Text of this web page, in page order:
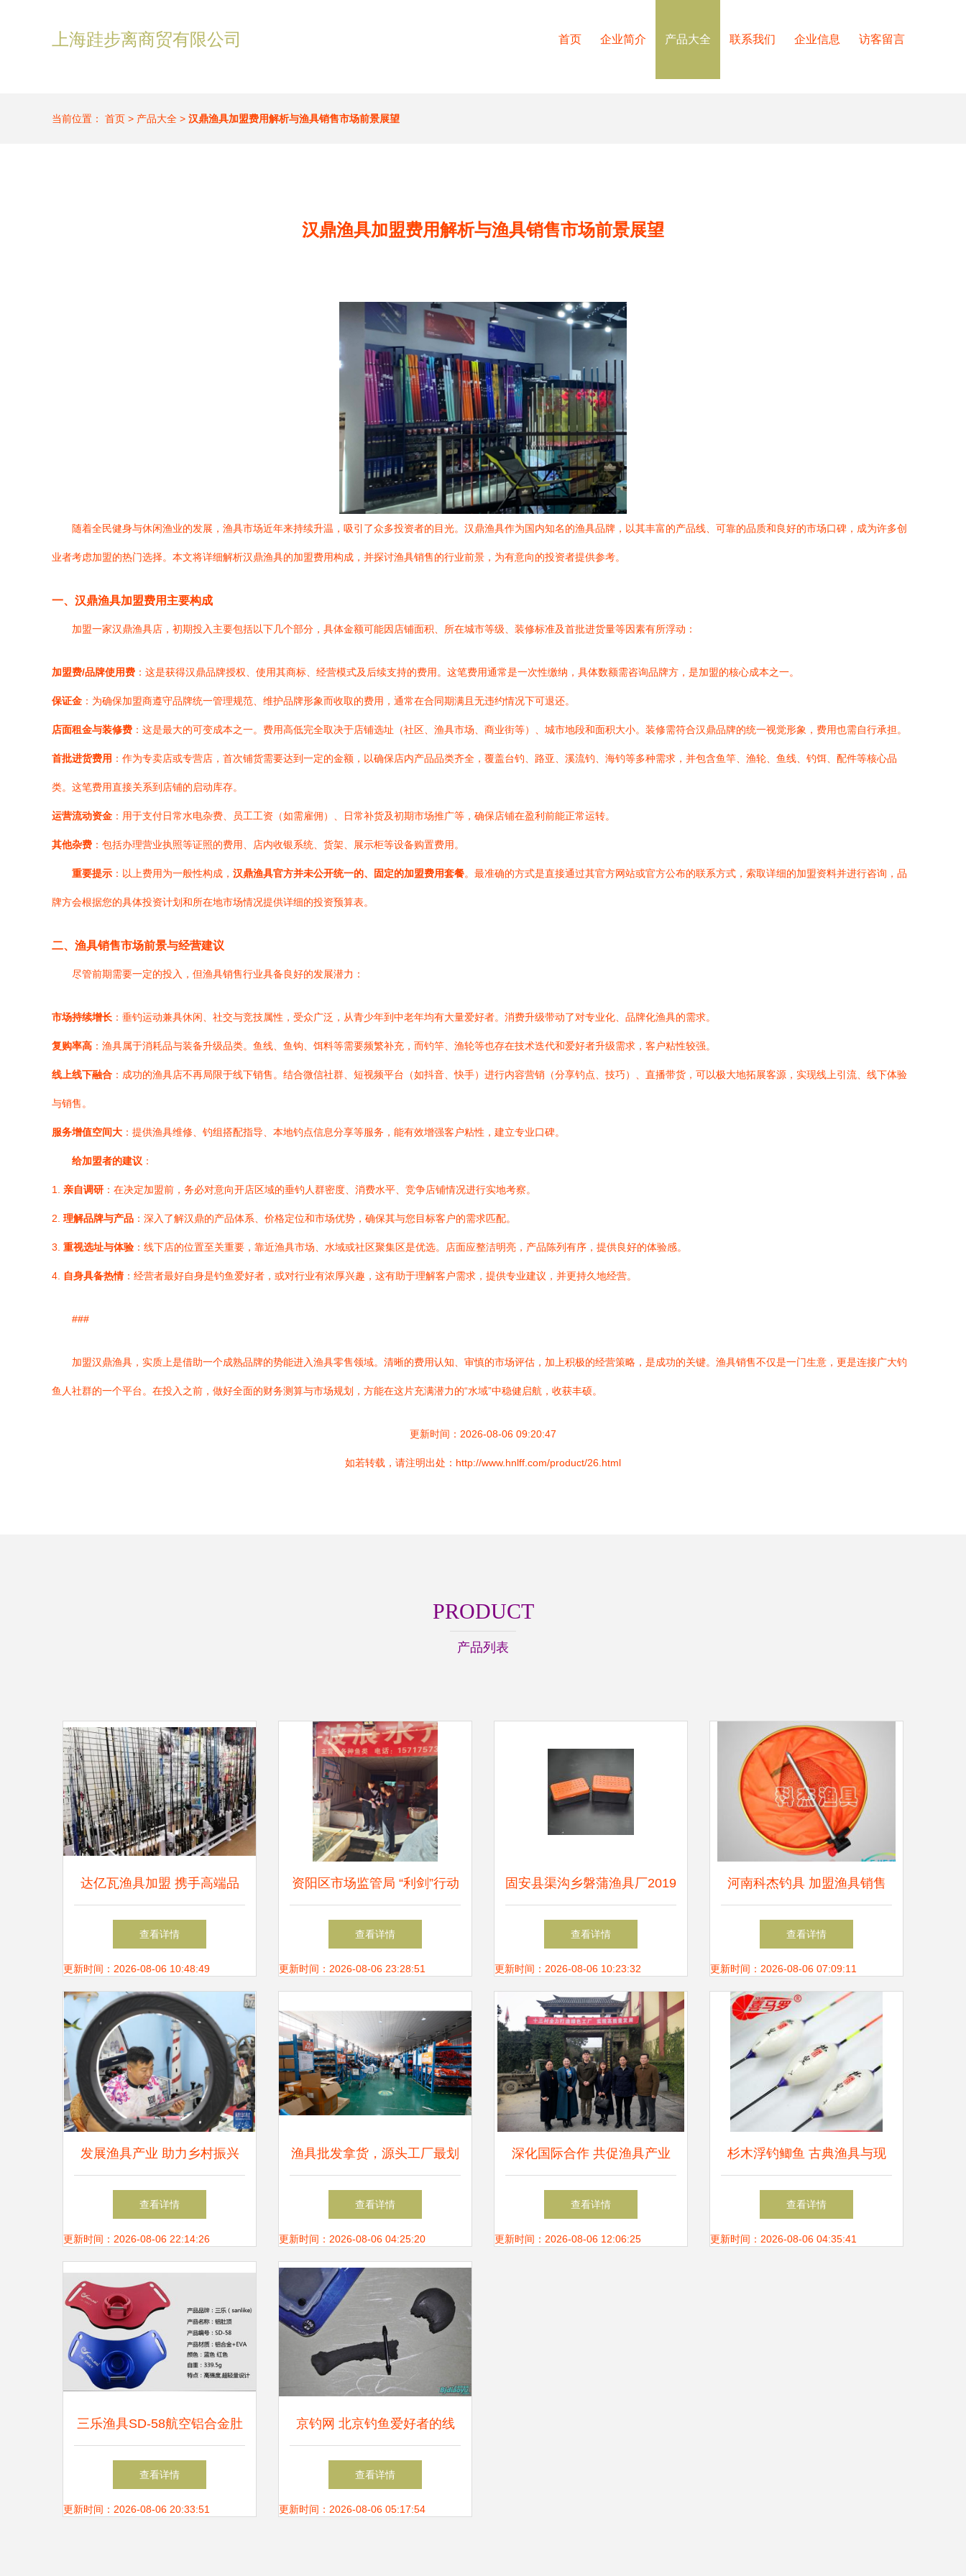
上海跬步离商贸有限公司 首页 企业简介 产品大全 联系我们 企业信息 访客留言
当前位置： 首页 > 产品大全 > 汉鼎渔具加盟费用解析与渔具销售市场前景展望
汉鼎渔具加盟费用解析与渔具销售市场前景展望
随着全民健身与休闲渔业的发展，渔具市场近年来持续升温，吸引了众多投资者的目光。汉鼎渔具作为国内知名的渔具品牌，以其丰富的产品线、可靠的品质和良好的市场口碑，成为许多创
业者考虑加盟的热门选择。本文将详细解析汉鼎渔具的加盟费用构成，并探讨渔具销售的行业前景，为有意向的投资者提供参考。
一、汉鼎渔具加盟费用主要构成
加盟一家汉鼎渔具店，初期投入主要包括以下几个部分，具体金额可能因店铺面积、所在城市等级、装修标准及首批进货量等因素有所浮动：
加盟费/品牌使用费 ：这是获得汉鼎品牌授权、使用其商标、经营模式及后续支持的费用。这笔费用通常是一次性缴纳，具体数额需咨询品牌方，是加盟的核心成本之一。
保证金 ：为确保加盟商遵守品牌统一管理规范、维护品牌形象而收取的费用，通常在合同期满且无违约情况下可退还。
店面租金与装修费 ：这是最大的可变成本之一。费用高低完全取决于店铺选址（社区、渔具市场、商业街等）、城市地段和面积大小。装修需符合汉鼎品牌的统一视觉形象，费用也需自行承担。
首批进货费用 ：作为专卖店或专营店，首次铺货需要达到一定的金额，以确保店内产品品类齐全，覆盖台钓、路亚、溪流钓、海钓等多种需求，并包含鱼竿、渔轮、鱼线、钓饵、配件等核心品
类。这笔费用直接关系到店铺的启动库存。
运营流动资金 ：用于支付日常水电杂费、员工工资（如需雇佣）、日常补货及初期市场推广等，确保店铺在盈利前能正常运转。
其他杂费 ：包括办理营业执照等证照的费用、店内收银系统、货架、展示柜等设备购置费用。
重要提示 ：以上费用为一般性构成， 汉鼎渔具官方并未公开统一的、固定的加盟费用套餐。最准确的方式是直接通过其官方网站或官方公布的联系方式，索取详细的加盟资料并进行咨询，品
牌方会根据您的具体投资计划和所在地市场情况提供详细的投资预算表。
二、渔具销售市场前景与经营建议
尽管前期需要一定的投入，但渔具销售行业具备良好的发展潜力：
市场持续增长 ：垂钓运动兼具休闲、社交与竞技属性，受众广泛，从青少年到中老年均有大量爱好者。消费升级带动了对专业化、品牌化渔具的需求。
复购率高 ：渔具属于消耗品与装备升级品类。鱼线、鱼钩、饵料等需要频繁补充，而钓竿、渔轮等也存在技术迭代和爱好者升级需求，客户粘性较强。
线上线下融合 ：成功的渔具店不再局限于线下销售。结合微信社群、短视频平台（如抖音、快手）进行内容营销（分享钓点、技巧）、直播带货，可以极大地拓展客源，实现线上引流、线下体验
与销售。
服务增值空间大 ：提供渔具维修、钓组搭配指导、本地钓点信息分享等服务，能有效增强客户粘性，建立专业口碑。
给加盟者的建议 ：
1. 亲自调研 ：在决定加盟前，务必对意向开店区域的垂钓人群密度、消费水平、竞争店铺情况进行实地考察。
2. 理解品牌与产品 ：深入了解汉鼎的产品体系、价格定位和市场优势，确保其与您目标客户的需求匹配。
3. 重视选址与体验 ：线下店的位置至关重要，靠近渔具市场、水域或社区聚集区是优选。店面应整洁明亮，产品陈列有序，提供良好的体验感。
4. 自身具备热情：经营者最好自身是钓鱼爱好者，或对行业有浓厚兴趣，这有助于理解客户需求，提供专业建议，并更持久地经营。
###
加盟汉鼎渔具，实质上是借助一个成熟品牌的势能进入渔具零售领域。清晰的费用认知、审慎的市场评估，加上积极的经营策略，是成功的关键。渔具销售不仅是一门生意，更是连接广大钓
鱼人社群的一个平台。在投入之前，做好全面的财务测算与市场规划，方能在这片充满潜力的“水域”中稳健启航，收获丰硕。
更新时间：2026-08-06 09:20:47
如若转载，请注明出处：http://www.hnlff.com/product/26.html
PRODUCT
产品列表
达亿瓦渔具加盟 携手高端品
牌，开启渔具销售新篇章
查看详情
更新时间：2026-08-06 10:48:49
资阳区市场监管局 “利剑”行动
遏制舌尖上的“野味”与渔具销
售
查看详情
更新时间：2026-08-06 23:28:51
固安县渠沟乡磐蒲渔具厂2019
年垂钓渔具用品及钓鱼配件价
格与销售指南
查看详情
更新时间：2026-08-06 10:23:32
河南科杰钓具 加盟渔具销售
新机遇，携手共创辉煌未来
查看详情
更新时间：2026-08-06 07:09:11
发展渔具产业 助力乡村振兴
查看详情
更新时间：2026-08-06 22:14:26
渔具批发拿货，源头工厂最划
算！渔具销售秘籍大公开
查看详情
更新时间：2026-08-06 04:25:20
深化国际合作 共促渔具产业
升级 韩国国际发展合作促进
会与岳阳市贸促会赴临调研渔
查看详情
更新时间：2026-08-06 12:06:25
杉木浮钓鲫鱼 古典渔具与现
代销售的艺术结合
查看详情
更新时间：2026-08-06 04:35:41
三乐渔具SD-58航空铝合金肚
顶海钓产品 厂家直销价格与
批发优势解析
查看详情
更新时间：2026-08-06 20:33:51
京钓网 北京钓鱼爱好者的线
上家园与一站式服务平台
查看详情
更新时间：2026-08-06 05:17:54